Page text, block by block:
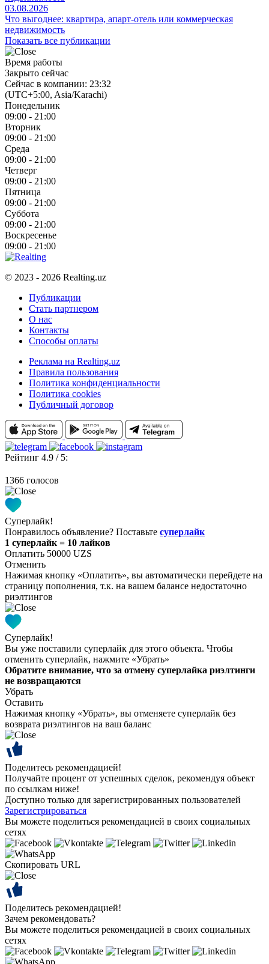
03.08.2026
Что выгоднее: квартира, апарт-отель или коммерческая
недвижимость
Показать все публикации
Время работы
Закрыто сейчас
Сейчас в компании: 23:32
(UTC+5:00, Asia/Karachi)
Понедельник
09:00 - 21:00
Вторник
09:00 - 21:00
Среда
09:00 - 21:00
Четверг
09:00 - 21:00
Пятница
09:00 - 21:00
Суббота
09:00 - 21:00
Воскресенье
09:00 - 21:00
© 2023 - 2026 Realting.uz
Публикации
Стать партнером
О нас
Контакты
Способы оплаты
Реклама на Realting.uz
Правила пользования
Политика конфиденциальности
Политика cookies
Публичный договор
Рейтинг 4.9 / 5:
1366 голосов
Суперлайк!
Понравилось объявление? Поставьте суперлайк
1 суперлайк = 10 лайков
Оплатить 50000 UZS
Отменить
Нажимая кнопку «Оплатить», вы автоматически перейдете на
страницу пополнения, т.к. на вашем балансе недостаточно
риэлтингов
Суперлайк!
Вы уже поставили суперлайк для этого объекта. Чтобы
отменить суперлайк, нажмите «Убрать»
Обратите внимание, что за отмену суперлайка риэлтинги
не возвращаются
Убрать
Оставить
Нажимая кнопку «Убрать», вы отменяете суперлайк без
возврата риэлтингов на ваш баланс
Поделитесь рекомендацией!
Получайте процент от успешных сделок, рекомендуя объект
по ссылкам ниже!
Доступно только для зарегистрированных пользователей
Зарегистрироваться
Вы можете поделиться рекомендацией в своих социальных
сетях
Скопировать URL
Поделитесь рекомендацией!
Зачем рекомендовать?
Вы можете поделиться рекомендацией в своих социальных
сетях